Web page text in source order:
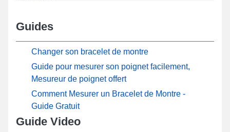
Guides
Changer son bracelet de montre
Guide pour mesurer son poignet facilement,
Mesureur de poignet offert
Comment Mesurer un Bracelet de Montre -
Guide Gratuit
Guide Video